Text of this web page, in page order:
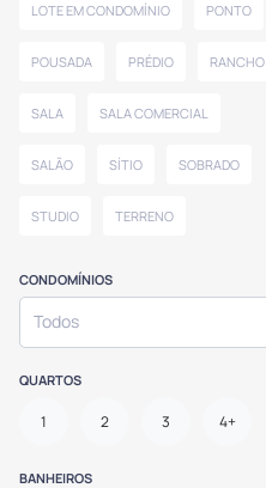
LOTE EM CONDOMÍNIO PONTO
POUSADA PRÉDIO RANCHO
SALA SALA COMERCIAL
SALÃO SÍTIO SOBRADO
STUDIO TERRENO
CONDOMÍNIOS
Todos
QUARTOS
1 2 3 4+
BANHEIROS